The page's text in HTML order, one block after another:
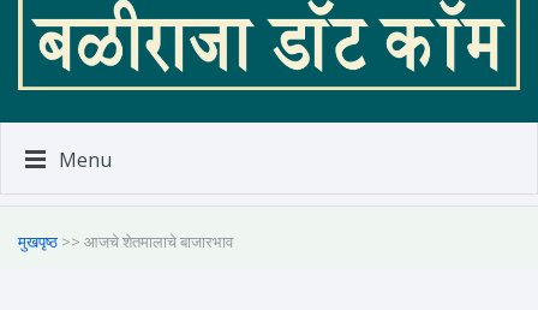
Menu
मुखपृष्ठ >> आजचे शेतमालाचे बाजारभाव